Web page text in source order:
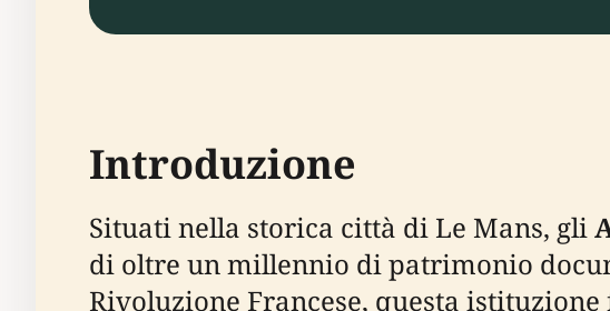
Introduzione
Situati nella storica città di Le Mans, gli
di oltre un millennio di patrimonio
Rivoluzione Francese, questa